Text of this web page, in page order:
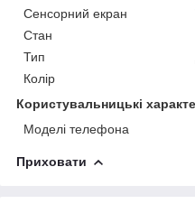
Сенсорний екран
Стан
Тип
Колір
Користувальницькі
Моделі телефона
Приховати